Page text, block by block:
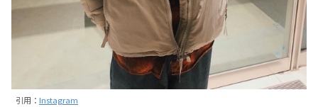
引用： Instagram